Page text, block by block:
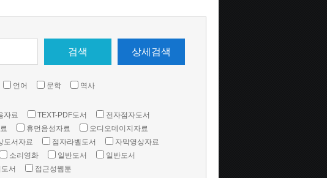
검색 상세검색
언어 문학 역사
자료 TEXT-PDF도서
전자점자도서
휴먼음성자료
오디오데이지자료
도서자료 점자라벨도서
자막영상자료
소리영화 일반도서
일반도서
서 접근성웹툰